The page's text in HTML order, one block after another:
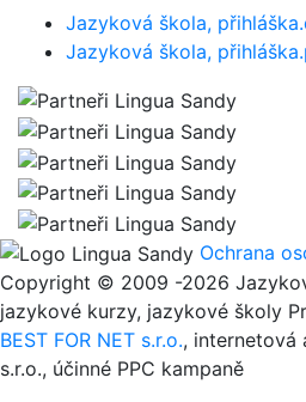
Jazyková škola,
Jazyková škola,
Ochrana
Copyright © 2009 -2026
jazykové kurzy, jazykové školy
BEST FOR NET s.r.o., internetová
s.r.o., účinné PPC kampaně